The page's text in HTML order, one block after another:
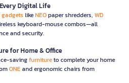
Digital Life
gadgets likeNEOpaper shredders, WD
keyboard-mouse combos—all
and security.
for Home & Office
savingfurnitureto complete your home
ONEand ergonomic chairs from